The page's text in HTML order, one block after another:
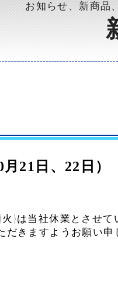
お知らせ、新商品
21日、22日）
)は当社休業とさせ
だきますようお願